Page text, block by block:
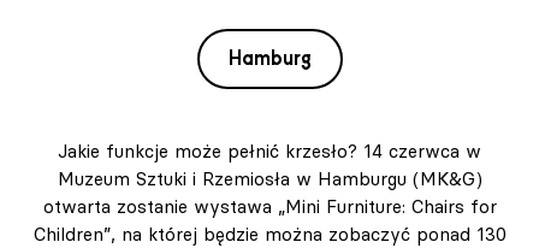
Hamburg
Jakie funkcje może pełnić krzesło? 14 czerwca w
Muzeum Sztuki i Rzemiosła w Hamburgu (MK&G)
otwarta zostanie wystawa „Mini Furniture: Chairs for
Children”, na której będzie można zobaczyć ponad 130